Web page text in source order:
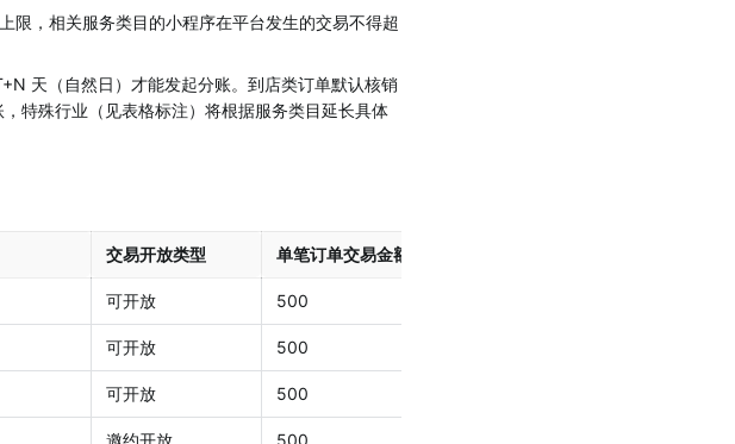
限，相关服务类目的小程序在平台发生的交易不得超
天（自然日）才能发起分账。到店类订单默认核销
特殊行业（见表格标注）将根据服务类目延长具体
交易开放类型 单笔订单交易金额上限
可开放 500
可开放 500
可开放 500
邀约开放 500